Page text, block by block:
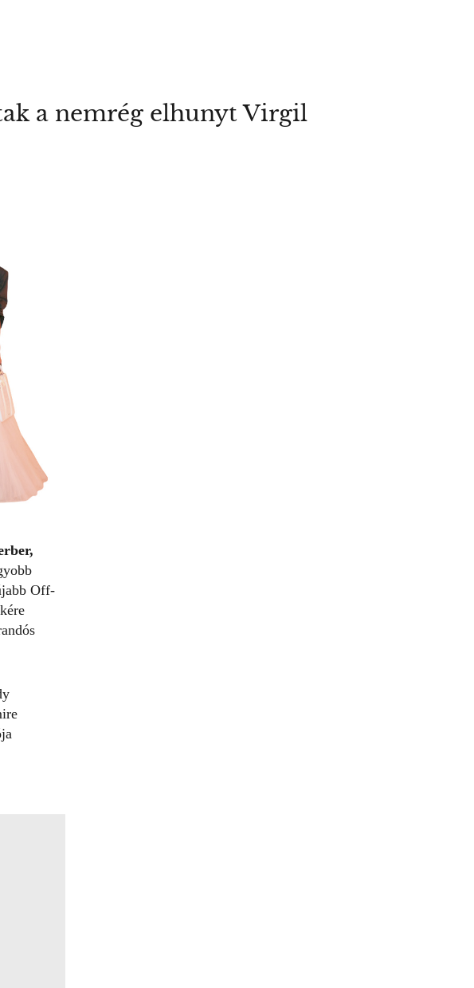
a nemrég elhunyt Virgil
Off-